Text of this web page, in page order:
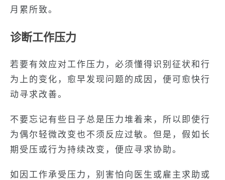
月累所致。
诊断工作压力
若要有效应对工作压力，必须懂得识别征状和行
为上的变化，愈早发现问题的成因，便可愈快行
动寻求改善。
不要忘记有些日子总是压力堆着来，所以即使行
为偶尔轻微改变也不须反应过敏。但是，假如长
期受压或行为持续改变，便应寻求协助。
如因工作承受压力，别害怕向医生或雇主求助或